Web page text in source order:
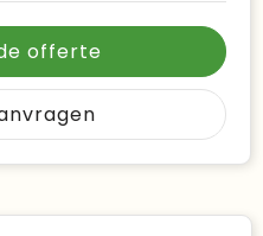
offerte